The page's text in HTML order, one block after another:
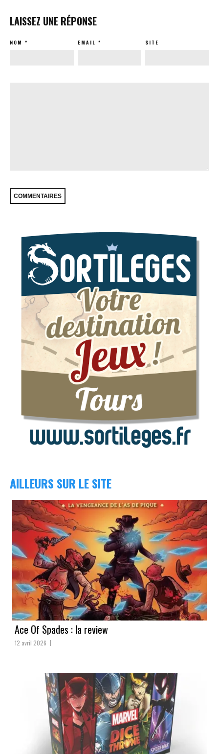
LAISSEZ UNE RÉPONSE
NOM * EMAIL * SITE
AILLEURS SUR LE SITE
Ace Of Spades : la review
12 avril 2026